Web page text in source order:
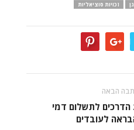
זכויות סוציאליות
הבאה
3 הדרכים לתשלום דמי
לעובדים